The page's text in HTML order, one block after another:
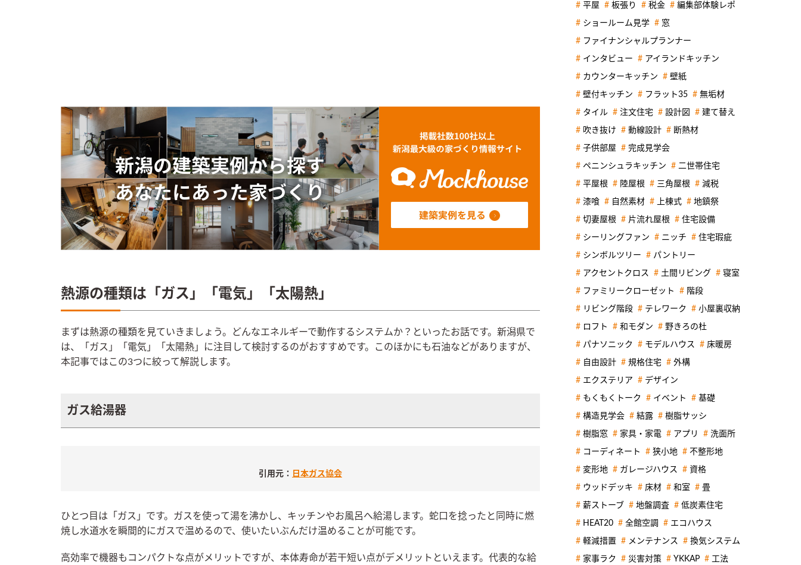
熱源の種類は「ガス」「電気」「太陽熱」
まずは熱源の種類を見ていきましょう。どんなエネルギーで動作するシステムか？といったお話です。新潟県で
は、「ガス」「電気」「太陽熱」に注目して検討するのがおすすめです。このほかにも石油などがありますが、
本記事ではこの3つに絞って解説します。
ガス給湯器
引用元： 日本ガス協会
ひとつ目は「ガス」です。ガスを使って湯を沸かし、キッチンやお風呂へ給湯します。蛇口を捻ったと同時に燃
焼し水道水を瞬間的にガスで温めるので、使いたいぶんだけ温めることが可能です。
高効率で機器もコンパクトな点がメリットですが、本体寿命が若干短い点がデメリットといえます。代表的な給
平屋 板張り 税金 編集部体験レポ
ショールーム見学 窓
ファイナンシャルプランナー
インタビュー アイランドキッチン
カウンターキッチン 壁紙
壁付キッチン フラット35 無垢材
タイル 注文住宅 設計図 建て替え
吹き抜け 動線設計 断熱材
子供部屋 完成見学会
ペニンシュラキッチン 二世帯住宅
平屋根 陸屋根 三角屋根 減税
漆喰 自然素材 上棟式 地鎮祭
切妻屋根 片流れ屋根 住宅設備
シーリングファン ニッチ 住宅瑕疵
シンボルツリー パントリー
アクセントクロス 土間リビング 寝室
ファミリークローゼット 階段
リビング階段 テレワーク 小屋裏収納
ロフト 和モダン 野きろの杜
パナソニック モデルハウス 床暖房
自由設計 規格住宅 外構
エクステリア デザイン
もくもくトーク イベント 基礎
構造見学会 結露 樹脂サッシ
樹脂窓 家具・家電 アプリ 洗面所
コーディネート 狭小地 不整形地
変形地 ガレージハウス 資格
ウッドデッキ 床材 和室 畳
薪ストーブ 地盤調査 低炭素住宅
HEAT20 全館空調 エコハウス
軽減措置 メンテナンス 換気システム
家事ラク 災害対策 YKKAP 工法